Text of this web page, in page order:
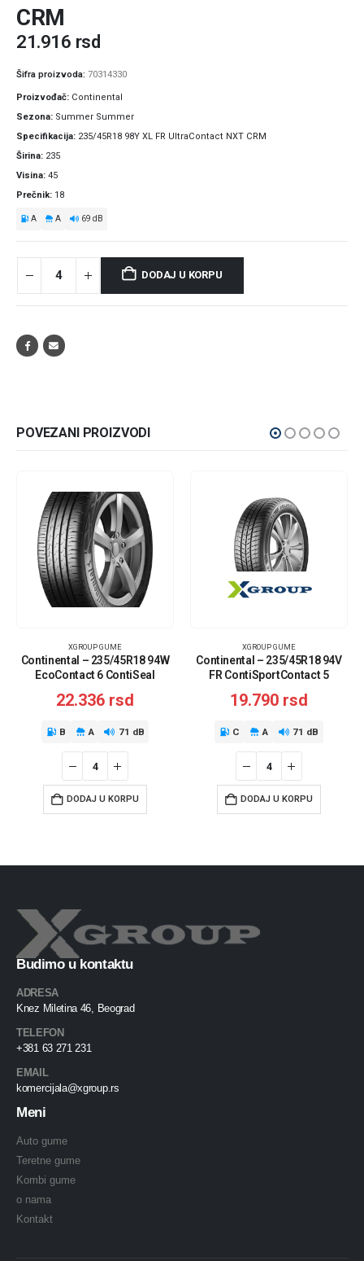
CRM
21.916 rsd
Šifra proizvoda: 70314330
Proizvođač Continental
Sezona Summer Summer
Specifikacija 235/45R18 98Y XL FR UltraContact NXT CRM
Širina 235
Visina 45
Prečnik 18
A A 69 dB
DODAJ U KORPU
POVEZANI PROIZVODI
XGROUP GUME
Continental – 235/45R18 94W
EcoContact 6 ContiSeal
22.336 rsd
B A 71 dB
DODAJ U KORPU
XGROUP GUME
Continental – 235/45R18 94V
FR ContiSportContact 5
19.790 rsd
C A 71 dB
DODAJ U KORPU
Budimo u kontaktu
ADRESA
Knez Miletina 46, Beograd
TELEFON
+381 63 271 231
EMAIL
komercijala@xgroup.rs
Meni
Auto gume
Teretne gume
Kombi gume
o nama
Kontakt